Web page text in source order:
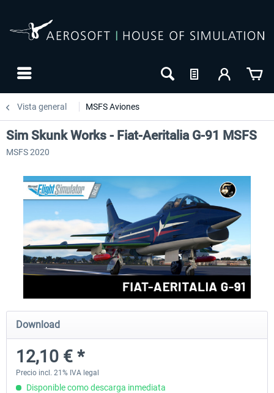
Vista general MSFS Aviones
FlightSim Studio - E-Jets 170/175
40,62 € *
Sim Skunk Works - Fiat-Aeritalia G-91 MSFS
MSFS 2020
Download
12,10 € *
Precio incl. 21% IVA legal
Disponible como descarga inmediata